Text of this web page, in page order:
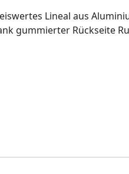
Lineal aus
gummierter Rückseite